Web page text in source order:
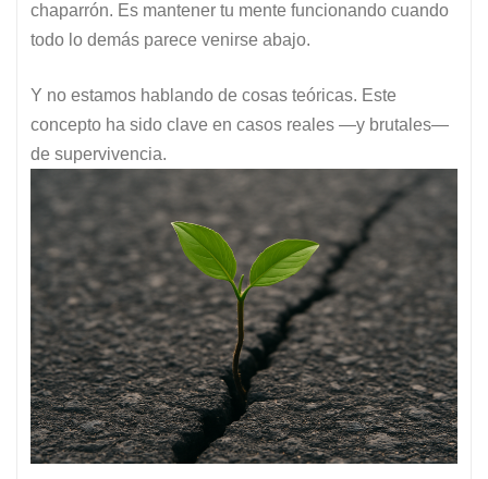
chaparrón. Es mantener tu mente funcionando cuando
todo lo demás parece venirse abajo.
Y no estamos hablando de cosas teóricas. Este
concepto ha sido clave en casos reales —y brutales—
de supervivencia.